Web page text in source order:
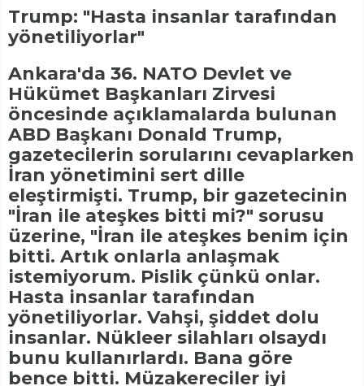
Trump: "Hasta insanlar tarafından
yönetiliyorlar"
Ankara'da 36. NATO Devlet ve
Hükümet Başkanları Zirvesi
öncesinde açıklamalarda bulunan
ABD Başkanı Donald Trump,
gazetecilerin sorularını cevaplarken
İran yönetimini sert dille
eleştirmişti. Trump, bir gazetecinin
"İran ile ateşkes bitti mi?" sorusu
üzerine, "İran ile ateşkes benim için
bitti. Artık onlarla anlaşmak
istemiyorum. Pislik çünkü onlar.
Hasta insanlar tarafından
yönetiliyorlar. Vahşi, şiddet dolu
insanlar. Nükleer silahları olsaydı
bunu kullanırlardı. Bana göre
bence bitti. Müzakereciler iyi